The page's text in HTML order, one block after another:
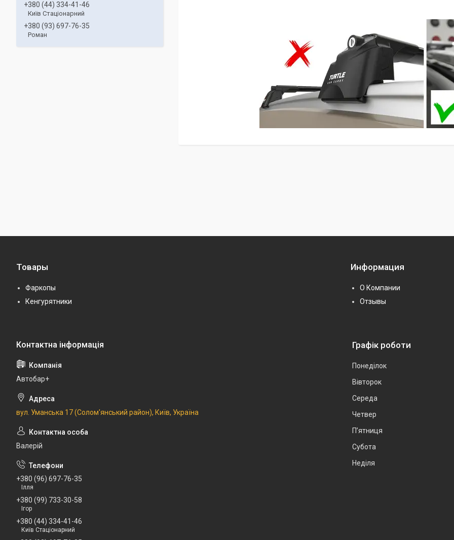
+380 (44) 334-41-46
Київ Стаціонарний
+380 (93) 697-76-35
Роман
Товары
Фаркопы
Кенгурятники
Информация
О Компании
Отзывы
Автобар+
вул. Уманська 17 (Солом'янський район), Київ, Україна
Валерій
+380 (96) 697-76-35
Ілля
+380 (99) 733-30-58
Ігор
+380 (44) 334-41-46
Київ Стаціонарний
Графік роботи
Понеділок
Вівторок
Середа
Четвер
Пʼятниця
Субота
Неділя